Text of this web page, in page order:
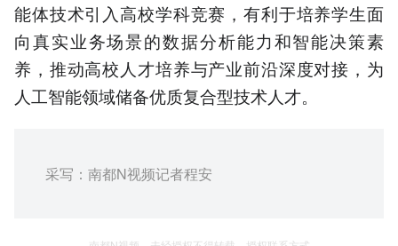
能体技术引入高校学科竞赛，有利于培养学生面
向真实业务场景的数据分析能力和智能决策素
养，推动高校人才培养与产业前沿深度对接，为
人工智能领域储备优质复合型技术人才。
采写：南都N视频记者程安